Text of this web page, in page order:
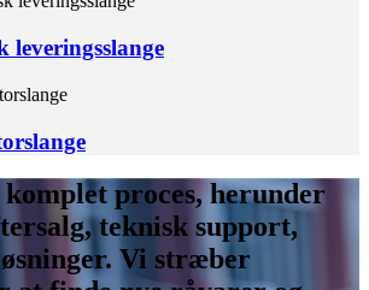
leveringsslange
proces, herunder
teknisk support,
Vi stræber